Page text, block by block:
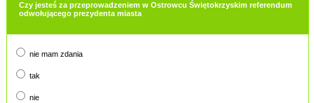
Czy jesteś za przeprowadzeniem w Ostrowcu Świętokrzyskim referendum
odwołującego prezydenta miasta
nie mam zdania
tak
nie